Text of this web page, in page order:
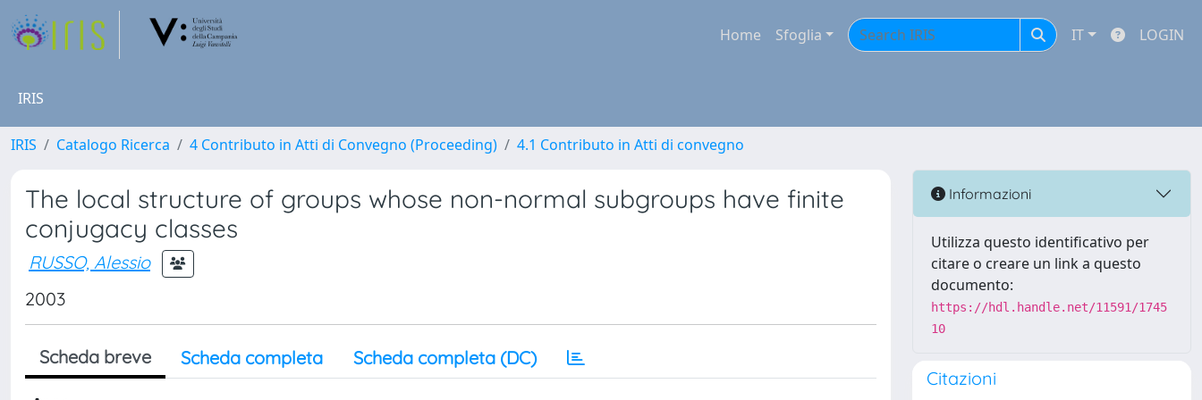
Home Sfoglia IT LOGIN
IRIS
IRIS Catalogo Ricerca 4 Contributo in Atti di Convegno (Proceeding) 4.1 Contributo in Atti di convegno
The local structure of groups whose non-normal subgroups have finite
conjugacy classes
RUSSO, Alessio
2003
Scheda breve Scheda completa Scheda completa (DC)
Informazioni
Utilizza questo identificativo per
citare o creare un link a questo
documento:
https://hdl.handle.net/11591/1745
10
Citazioni